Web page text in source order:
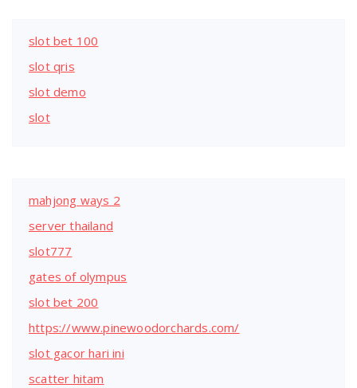
slot bet 100
slot qris
slot demo
slot
mahjong ways 2
server thailand
slot777
gates of olympus
slot bet 200
https://www.pinewoodorchards.com/
slot gacor hari ini
scatter hitam